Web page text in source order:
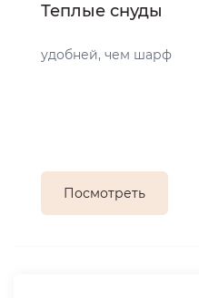
Теплые снуды
удобней, чем шарф
Посмотреть